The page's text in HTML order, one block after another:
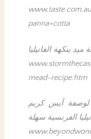
panna+cotta
بنكهة الفانيليا
mead-recipe.htm
آيس كريم
الفرنسية سهلة